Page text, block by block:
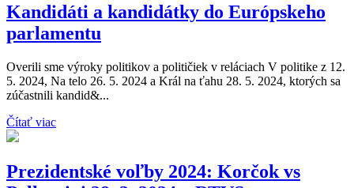
Kandidáti a kandidátky do Európskeho
parlamentu
Overili sme výroky politikov a političiek v reláciach V politike z 12.
5. 2024, Na telo 26. 5. 2024 a Král na ťahu 28. 5. 2024, ktorých sa
zúčastnili kandid&...
Čítať viac
Prezidentské voľby 2024: Korčok vs